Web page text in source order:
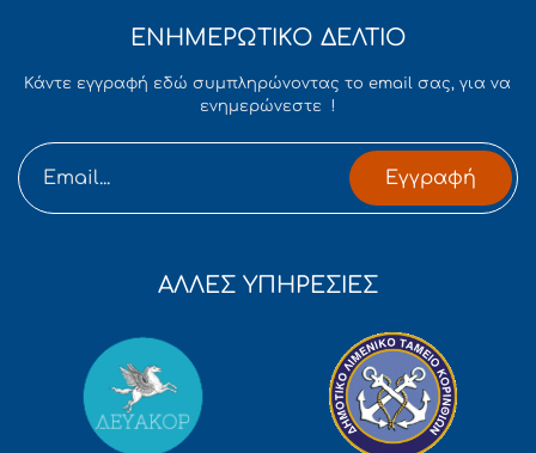
ΕΝΗΜΕΡΩΤΙΚΟ ΔΕΛΤΙΟ
Κάντε εγγραφή εδώ συμπληρώνοντας το email σας, για να
ενημερώνεστε !
Εγγραφή
ΑΛΛΕΣ ΥΠΗΡΕΣΙΕΣ